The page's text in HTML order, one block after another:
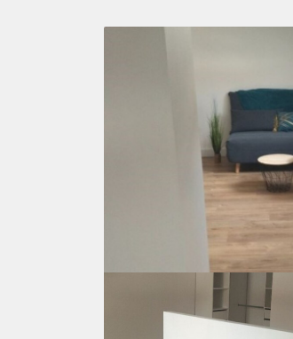
Geslacht huisgenoten: N.v.t.